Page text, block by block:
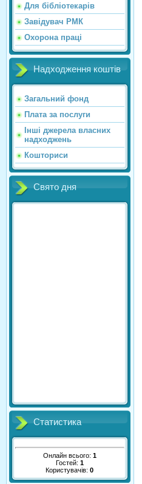
Для бібліотекарів
Завідувач РМК
Охорона праці
Надходження коштів
Загальний фонд
Плата за послуги
Інші джерела власних
надходжень
Кошториси
Свято дня
Статистика
Онлайн всього: 1
Гостей: 1
Користувачів:0